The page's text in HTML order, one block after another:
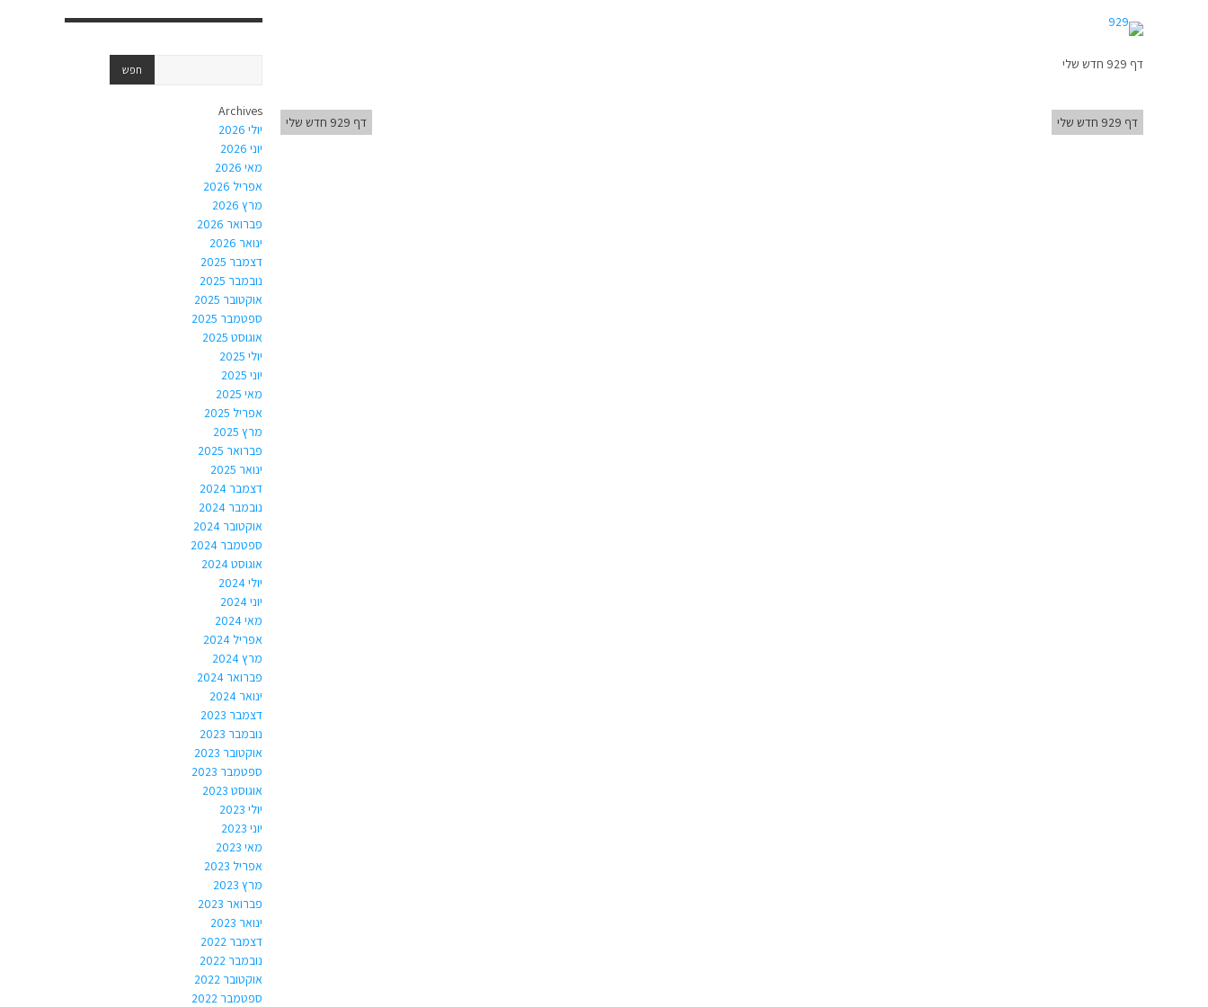
דף 929 חדש שלי
דף 929 חדש שלי דף 929 חדש שלי
Archives
יולי 2026
יוני 2026
מאי 2026
אפריל 2026
מרץ 2026
פברואר 2026
ינואר 2026
דצמבר 2025
נובמבר 2025
אוקטובר 2025
ספטמבר 2025
אוגוסט 2025
יולי 2025
יוני 2025
מאי 2025
אפריל 2025
מרץ 2025
פברואר 2025
ינואר 2025
דצמבר 2024
נובמבר 2024
אוקטובר 2024
ספטמבר 2024
אוגוסט 2024
יולי 2024
יוני 2024
מאי 2024
אפריל 2024
מרץ 2024
פברואר 2024
ינואר 2024
דצמבר 2023
נובמבר 2023
אוקטובר 2023
ספטמבר 2023
אוגוסט 2023
יולי 2023
יוני 2023
מאי 2023
אפריל 2023
מרץ 2023
פברואר 2023
ינואר 2023
דצמבר 2022
נובמבר 2022
אוקטובר 2022
ספטמבר 2022